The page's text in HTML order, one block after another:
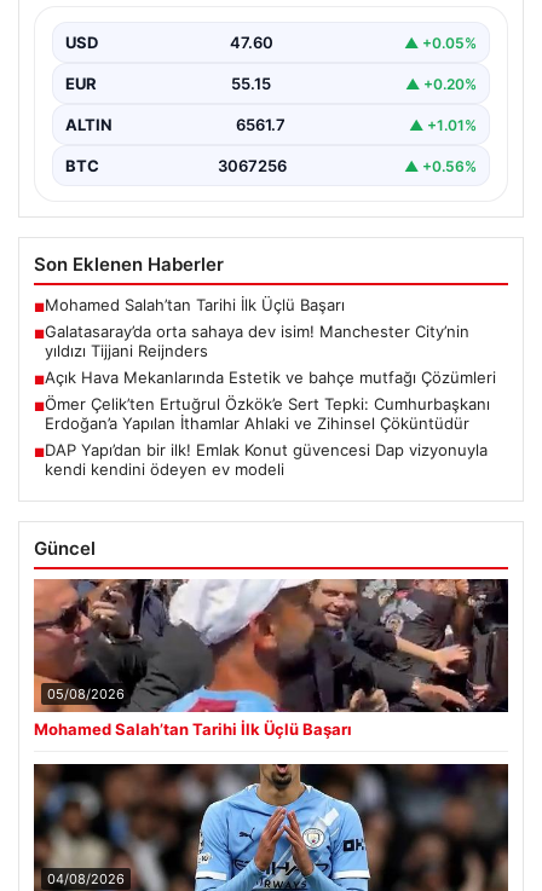
USD 47.60 ▲ +0.05%
EUR 55.15 ▲ +0.20%
ALTIN 6561.7 ▲ +1.01%
BTC 3067256 ▲ +0.56%
Son Eklenen Haberler
■Mohamed Salah’tan Tarihi İlk Üçlü Başarı
■Galatasaray’da orta sahaya dev isim! Manchester City’nin
yıldızı Tijjani Reijnders
■Açık Hava Mekanlarında Estetik ve bahçe mutfağı Çözümleri
■Ömer Çelik’ten Ertuğrul Özkök’e Sert Tepki: Cumhurbaşkanı
Erdoğan’a Yapılan İthamlar Ahlaki ve Zihinsel Çöküntüdür
■DAP Yapı’dan bir ilk! Emlak Konut güvencesi Dap vizyonuyla
kendi kendini ödeyen ev modeli
Güncel
05/08/2026
Mohamed Salah’tan Tarihi İlk Üçlü Başarı
04/08/2026